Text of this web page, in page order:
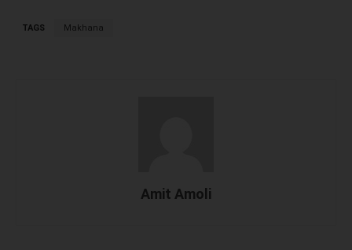
TAGS Makhana
Amit Amoli